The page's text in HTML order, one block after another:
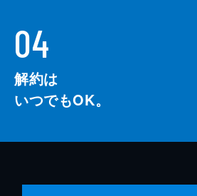
04
解約は
いつでもOK。